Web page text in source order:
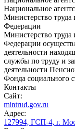
Национальное
Министерство
Федерации
Министерство
Федерации
деятельности
службы по труду и
деятельности
Фонда социального
Контакты
Сайт:
mintrud.gov.ru
Адрес:
127994, ГСП-4, г.